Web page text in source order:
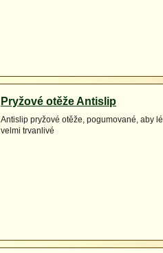
Pryžové otěže Antislip
Antislip pryžové otěže, pogumované, aby
velmi trvanlivé